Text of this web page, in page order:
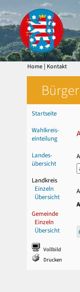
Home | Kontakt
Startseite
Wahlkreis-
einteilung
Landes-
übersicht
Landkreis
Einzeln
Übersicht
Gemeinde
Einzeln
Übersicht
Vollbild
Drucken
A